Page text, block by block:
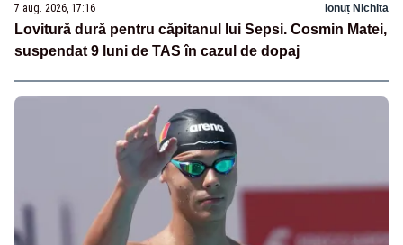
7 aug. 2026, 17:16 Ionuț Nichita
Lovitură dură pentru căpitanul lui Sepsi. Cosmin Matei,
suspendat 9 luni de TAS în cazul de dopaj